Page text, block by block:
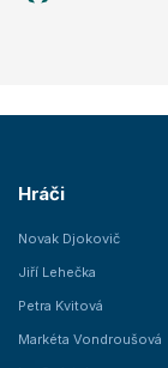
Hráči
Novak Djokovič
Jiří Lehečka
Petra Kvitová
Markéta Vondroušová